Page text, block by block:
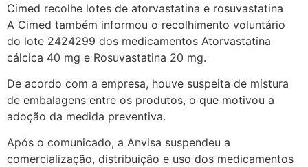
Cimed recolhe lotes de atorvastatina e rosuvastatina
A Cimed também informou o recolhimento voluntário
do lote 2424299 dos medicamentos Atorvastatina
cálcica 40 mg e Rosuvastatina 20 mg.
De acordo com a empresa, houve suspeita de mistura
de embalagens entre os produtos, o que motivou a
adoção da medida preventiva.
Após o comunicado, a Anvisa suspendeu a
comercialização, distribuição e uso dos medicamentos